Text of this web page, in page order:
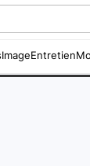
ImageEntretien